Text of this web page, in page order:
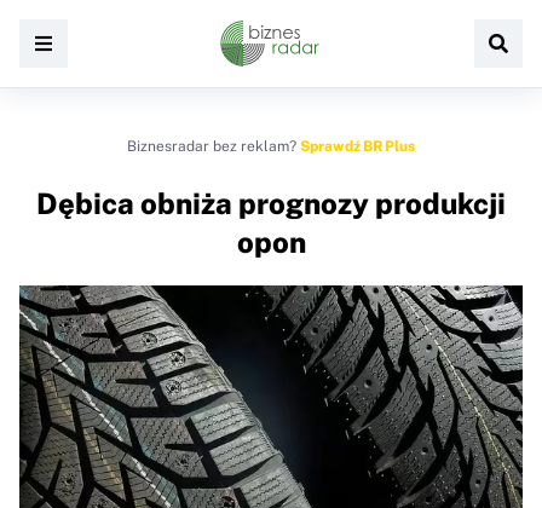
Biznesradar bez reklam? Sprawdź BR Plus
Dębica obniża prognozy produkcji
opon